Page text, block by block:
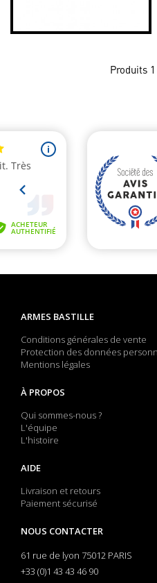
Produits
ARMES BASTILLE
Conditions générales de vente
Protection des données
Mentions légales
À PROPOS
Qui sommes-nous ?
L'équipe
L'histoire
AIDE
Livraison et retours
Paiement sécurisé
NOUS CONTACTER
61 rue de lyon 75012 PARIS
+33 (0)1 43 43 46 90